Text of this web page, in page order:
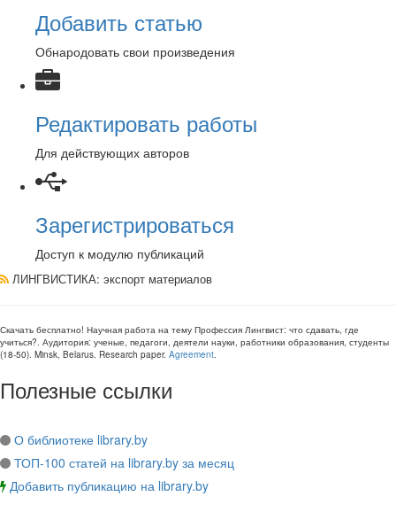
Добавить статью
Обнародовать свои произведения
Редактировать работы
Для действующих авторов
Зарегистрироваться
Доступ к модулю публикаций
ЛИНГВИСТИКА: экспорт материалов
Скачать бесплатно! Научная работа на тему Профессия Лингвист: что сдавать, где
учиться?. Аудитория: ученые, педагоги, деятели науки, работники образования, студенты
(18-50). Minsk, Belarus. Research paper. Agreement.
Полезные ссылки
О библиотеке library.by
ТОП-100 статей на library.by за месяц
Добавить публикацию на library.by